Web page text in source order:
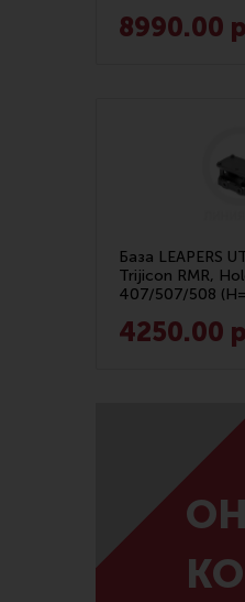
8990.00
База LEAPERS
Trijicon RMR,
407/507/508
4250.00